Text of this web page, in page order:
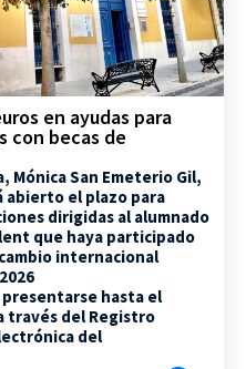
en ayudas para
con becas de
Mónica San Emeterio Gil,
abierto el plazo para
dirigidas al alumnado
que haya participado
internacional
hasta el
través del Registro
del